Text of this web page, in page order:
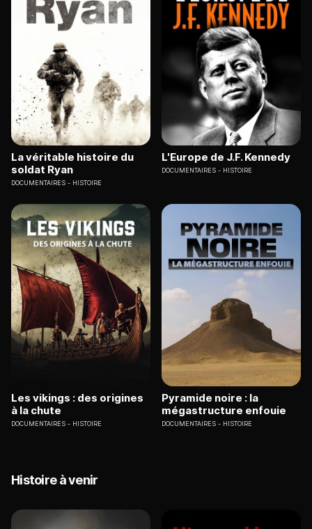
La véritable histoire du
soldat Ryan
DOCUMENTAIRES HISTOIRE
L'Europe de J.F. Kennedy
DOCUMENTAIRES HISTOIRE
Les vikings : des origines
à la chute
DOCUMENTAIRES HISTOIRE
Pyramide noire : la
mégastructure enfouie
DOCUMENTAIRES HISTOIRE
Histoire à venir